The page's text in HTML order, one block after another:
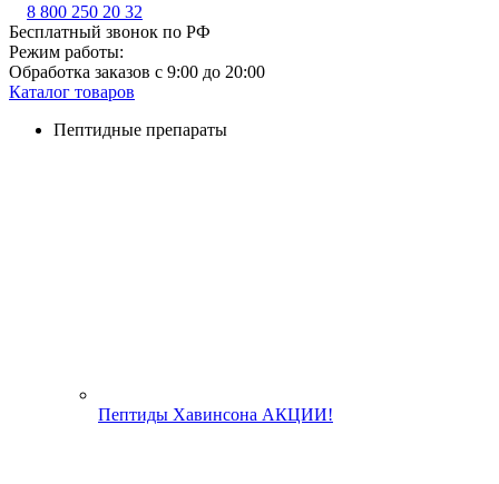
8 800 250 20 32
Бесплатный звонок по РФ
Режим работы:
Обработка заказов с 9:00 до 20:00
Каталог товаров
Пептидные препараты
Пептиды Хавинсона АКЦИИ!